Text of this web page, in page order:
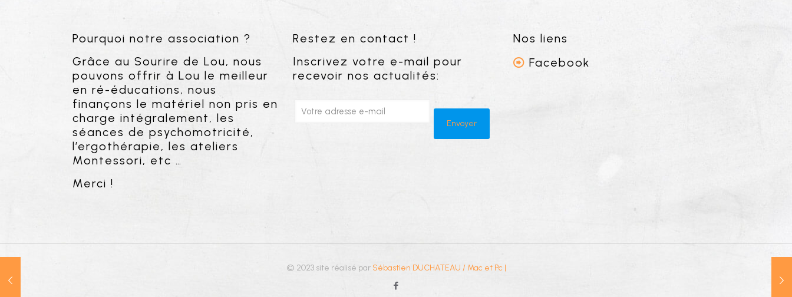
Pourquoi notre association ?
Grâce au Sourire de Lou, nous
pouvons offrir à Lou le meilleur
en ré-éducations, nous
finançons le matériel non pris en
charge intégralement, les
séances de psychomotricité,
l’ergothérapie, les ateliers
Montessori, etc …
Merci !
Restez en contact !
Inscrivez votre e-mail pour
recevoir nos actualités:
Nos liens
Facebook
© 2023 site réalisé par Sébastien DUCHATEAU / Mac et Pc |